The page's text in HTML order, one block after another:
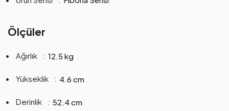
Ölçüler
Ağırlık 12.5 kg
Yükseklik 4.6 cm
Derinlik 52.4 cm